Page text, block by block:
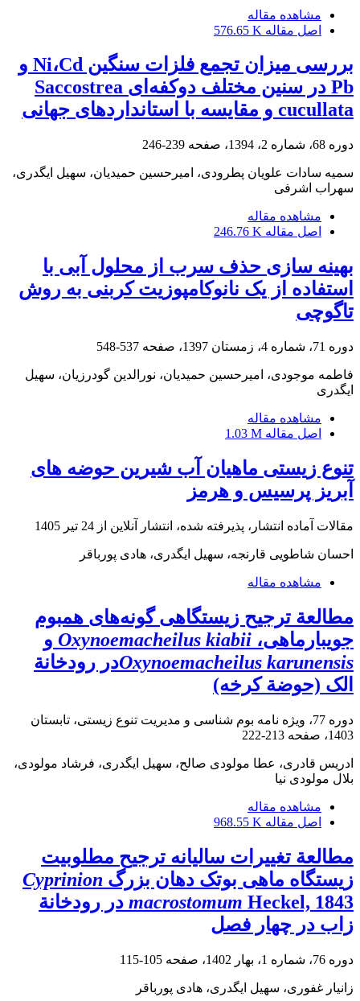
مشاهده مقاله
اصل مقاله 576.65 K
بررسی میزان تجمع فلزات سنگین Ni،Cd و
Pb در سنین مختلف دوکفه‌ای Saccostrea
cucullata و مقایسه با استاندارد‌های جهانی
دوره 68، شماره 2، 1394، صفحه 239-246
سمیه سادات علویان پطرودی، امیرحسین حمیدیان، سهیل ایگدری،
سهراب اشرفی
مشاهده مقاله
اصل مقاله 246.76 K
بهینه سازی حذف سرب از محلول آبی با
استفاده از یک نانوکامپوزیت کربنی به روش
تاگوچی
دوره 71، شماره 4، زمستان 1397، صفحه 537-548
فاطمه موجودی، امیرحسین حمیدیان، نورالدین گودرزیان، سهیل
ایگدری
مشاهده مقاله
اصل مقاله 1.03 M
تنوع زیستی ماهیان آب شیرین حوضه های
آبریز پرسیس و هرمز
مقالات آماده انتشار، پذیرفته شده، انتشار آنلاین از 24 تیر 1405
احسان شاطویی قارنجه، سهیل ایگدری، هادی پورباقر
مشاهده مقاله
مطالعة ترجیح زیستگاهی گونه‌های همبوم
جویبارماهی، Oxynoemacheilus kiabii و
Oxynoemacheilus karunensisدر رودخانة
الک (حوضة کرخه)
دوره 77، ویژه نامه بوم شناسی و مدیریت تنوع زیستی، تابستان
1403، صفحه
213-222
ادریس قادری، عطا مولودی صالح، سهیل ایگدری، فرشاد مولودی،
بلال مولودی نیا
مشاهده مقاله
اصل مقاله 968.55 K
مطالعة تغییرات سالیانه ترجیح مطلوبیت
زیستگاه ماهی بوتک دهان بزرگ Cyprinion
macrostomum Heckel, 1843 در رودخانة
زاب در چهار فصل
دوره 76، شماره 1، بهار 1402، صفحه 105-115
زانیار غفوری، سهیل ایگدری، هادی پورباقر